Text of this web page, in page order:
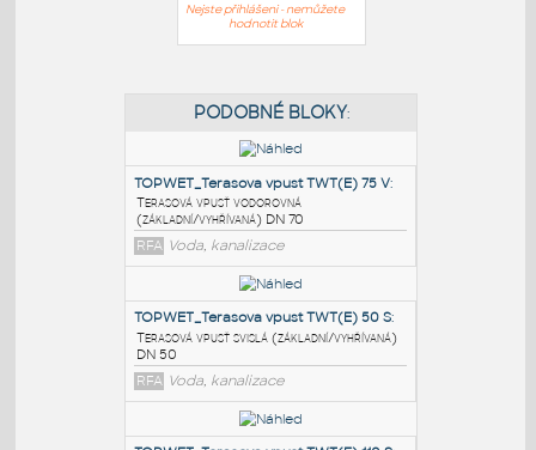
Nejste přihlášeni - nemůžete
hodnotit blok
PODOBNÉ BLOKY:
TOPWET_Terasova vpust TWT(E) 75 V
Terasová vpusť vodorovná
(základní/vyhřívaná) DN 70